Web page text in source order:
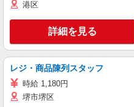
港区
詳細を見る
レジ・商品陳列スタッフ
時給 1,180円
堺市堺区